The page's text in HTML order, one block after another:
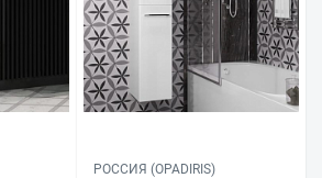
РОССИЯ (OPADIRIS)